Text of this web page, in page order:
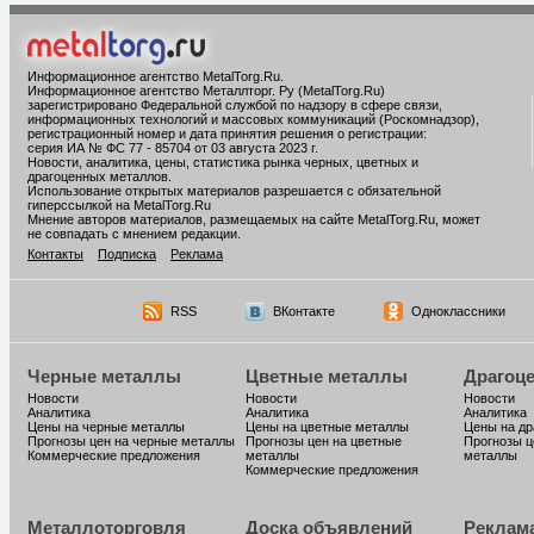
Информационное агентство MetalTorg.Ru
Информационное агентство Металлторг. Ру (MetalTorg.Ru)
зарегистрировано Федеральной службой по надзору в сфере связи,
информационных технологий и массовых коммуникаций (Роскомнадзор),
регистрационный номер и дата принятия решения о регистрации:
серия ИА № ФС 77 - 85704 от 03 августа 2023 г.
Новости, аналитика, цены, статистика рынка черных, цветных и
драгоценных металлов.
Использование открытых материалов разрешается с обязательной
гиперссылкой на MetalTorg.Ru
Мнение авторов материалов, размещаемых на сайте MetalTorg.Ru, может
не совпадать с мнением редакции.
Контакты
Подписка Реклама
RSS ВКонтакте Одноклассники
Черные металлы
Новости
Аналитика
Цены на черные металлы
Прогнозы цен на черные металлы
Коммерческие предложения
Цветные металлы
Новости
Аналитика
Цены на цветные металлы
Прогнозы цен на цветные
металлы
Коммерческие предложения
Новости
Аналитика
Цены на
Прогнозы
металлы
Металлоторговля Доска объявлений